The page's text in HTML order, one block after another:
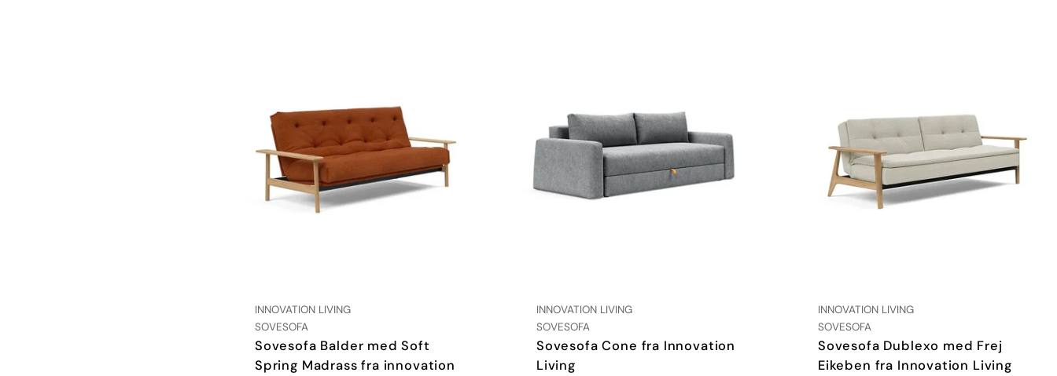
LEVERANDØR:
INNOVATION LIVING
TYPE:
SOVESOFA
Sovesofa Balder med Soft
Spring Madrass fra innovation
LEVERANDØR:
INNOVATION LIVING
TYPE:
SOVESOFA
Sovesofa Cone fra Innovation
Living
LEVERANDØR:
INNOVATION LIVING
TYPE:
SOVESOFA
Sovesofa Dublexo med Frej
Eikeben fra Innovation Living